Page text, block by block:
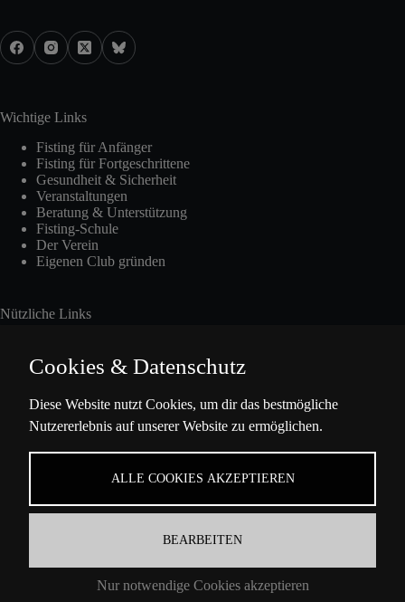
Wichtige Links
Fisting für Anfänger
Fisting für Fortgeschrittene
Gesundheit & Sicherheit
Veranstaltungen
Beratung & Unterstützung
Fisting-Schule
Der Verein
Eigenen Club gründen
Nützliche Links
Presse
Über Uns
Ella-Barowsky-Str. 47 10829 Berlin
Cookies & Datenschutz
Diese Website nutzt Cookies, um dir das bestmögliche
Nutzererlebnis auf unserer Website zu ermöglichen.
ALLE COOKIES AKZEPTIEREN
BEARBEITEN
Nur notwendige Cookies akzeptieren